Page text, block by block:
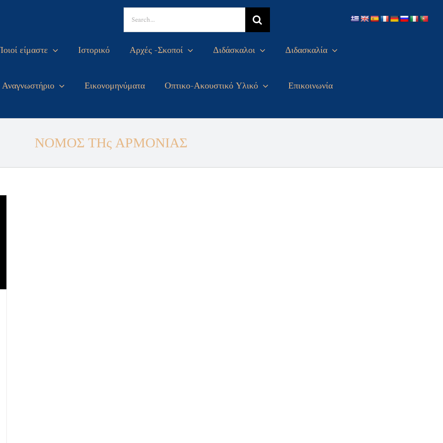
Search
for:
είμαστε Ιστορικό Αρχές -Σκοποί Διδάσκαλοι Διδασκαλία
Αναγνωστήριο Εικονομηνύματα Οπτικο-Ακουστικό Υλικό Επικοινωνία
ΝΟΜΟΣ ΤΗς ΑΡΜΟΝΙΑΣ